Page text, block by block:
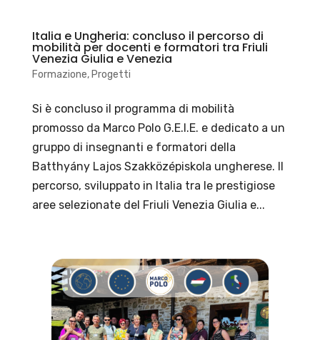
Italia e Ungheria: concluso il percorso di
mobilità per docenti e formatori tra Friuli
Venezia Giulia e Venezia
Formazione, Progetti
Si è concluso il programma di mobilità
promosso da Marco Polo G.E.I.E. e dedicato a un
gruppo di insegnanti e formatori della
Batthyány Lajos Szakközépiskola ungherese. Il
percorso, sviluppato in Italia tra le prestigiose
aree selezionate del Friuli Venezia Giulia e...